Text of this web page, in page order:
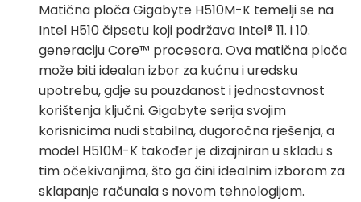
bila
je:
169,00 KM.
je:
155,00 KM.
Matična ploča Gigabyte H510M-K temelji se na
Intel H510 čipsetu koji podržava Intel® 11. i 10.
generaciju Core™ procesora. Ova matična ploča
može biti idealan izbor za kućnu i uredsku
upotrebu, gdje su pouzdanost i jednostavnost
korištenja ključni. Gigabyte serija svojim
korisnicima nudi stabilna, dugoročna rješenja, a
model H510M-K također je dizajniran u skladu s
tim očekivanjima, što ga čini idealnim izborom za
sklapanje računala s novom tehnologijom.